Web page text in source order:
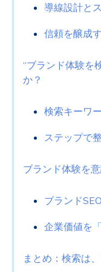
導線設計と
信頼を醸成
“ブランド体験を
か？
検索キーワ
ステップで
ブランド体験を
ブランド
企業価値を
まとめ：検索は